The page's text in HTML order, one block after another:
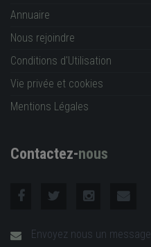
Annuaire
Nous rejoindre
Conditions d'Utilisation
Vie privée et cookies
Mentions Légales
Contactez-nous
Envoyez nous un message